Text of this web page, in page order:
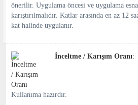
önerilir. Uygulama öncesi ve uygulama
karıştırılmalıdır. Katlar arasında en az 12
kat halinde uygulanır.
İnceltme / Karışım Oranı:
Kullanıma hazırdır.